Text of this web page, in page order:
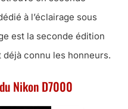
à l’éclairage sous
est la seconde édition
déjà connu les honneurs.
Nikon D7000